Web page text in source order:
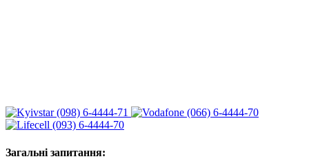
(098) 6-4444-71
(066) 6-4444-70
(093) 6-4444-70
Загальні запитання: